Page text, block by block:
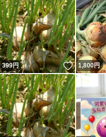
399円 いいね！
1,800円